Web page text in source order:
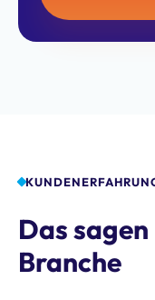
Das
Branche